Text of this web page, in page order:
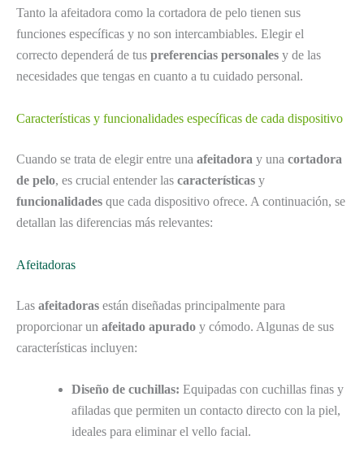
Tanto la afeitadora como la cortadora de pelo tienen sus
funciones específicas y no son intercambiables. Elegir el
correcto dependerá de tus preferencias personales y de las
necesidades que tengas en cuanto a tu cuidado personal.
Características y funcionalidades específicas de cada dispositivo
Cuando se trata de elegir entre una afeitadora y una cortadora
de pelo, es crucial entender las características y
funcionalidades que cada dispositivo ofrece. A continuación, se
detallan las diferencias más relevantes:
Afeitadoras
Las afeitadoras están diseñadas principalmente para
proporcionar un afeitado apurado y cómodo. Algunas de sus
características incluyen:
Diseño de cuchillas: Equipadas con cuchillas finas y
afiladas que permiten un contacto directo con la piel,
ideales para eliminar el vello facial.